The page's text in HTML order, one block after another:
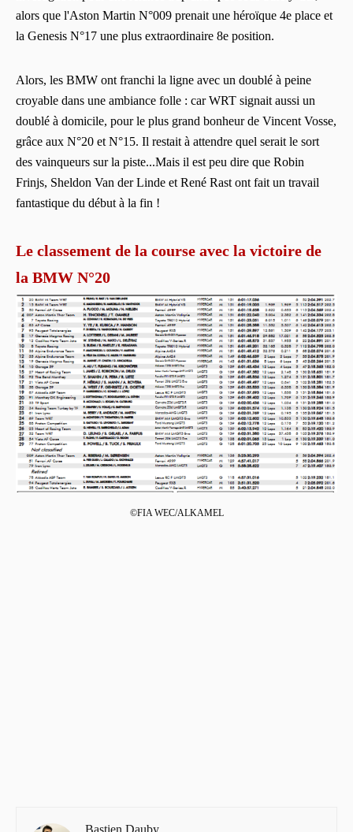
alors que l'Aston Martin N°009 prenait une héroïque 4e place et
la Genesis N°17 une plus extraordinaire 8e position.
Alors, les BMW ont franchi la ligne avec un doublé à peine
croyable dans une ambiance folle : car WRT signait aussi un
doublé à domicile, pour le plus grand bonheur de Vincent Vosse,
grâce aux N°20 et N°15. Il restait à attendre quel serait le sort
des vainqueurs sur la piste...Mais il est peu dire que Robin
Frinjs, Sheldon Van der Linde et René Rast ont fait un travail
fantastique du début à la fin !
Le classement de la course avec la victoire de
la BMW N°20
©FIA WEC/ALKAMEL
Bastien Dauby